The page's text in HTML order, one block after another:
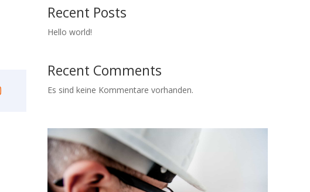
Recent Posts
Hello world!
Recent Comments
Es sind keine Kommentare vorhanden.